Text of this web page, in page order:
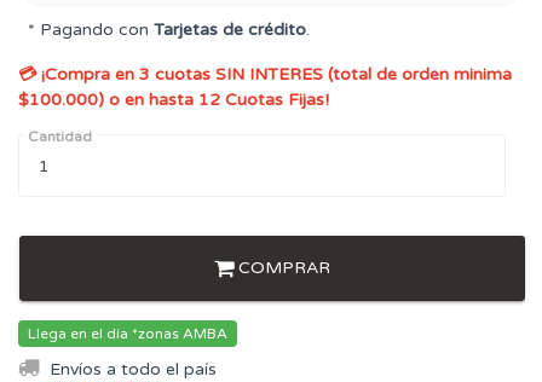
* Pagando con Tarjetas de crédito.
💳 ¡Compra en 3 cuotas SIN INTERES (total de orden minima
$100.000) o en hasta 12 Cuotas Fijas!
Cantidad
COMPRAR
Llega en el día *zonas AMBA
Envíos a todo el país